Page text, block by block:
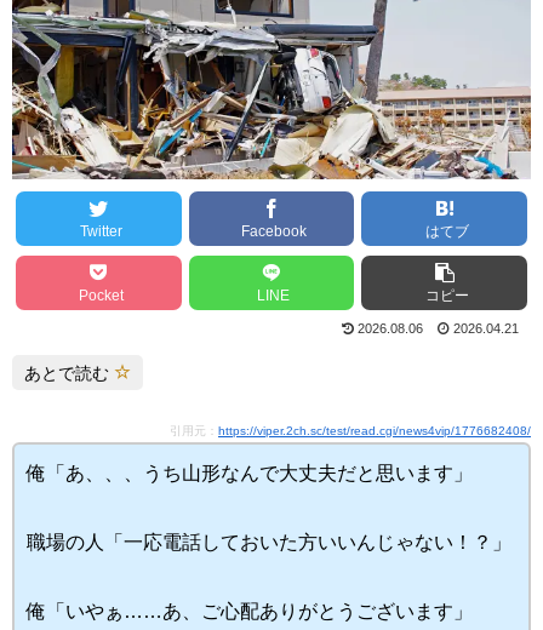
Twitter Facebook はてブ
Pocket LINE コピー
2026.08.06 2026.04.21
あとで読む
引用元： https://viper.2ch.sc/test/read.cgi/news4vip/1776682408/
俺「あ、、、うち山形なんで大丈夫だと思います」
職場の人「一応電話しておいた方いいんじゃない！？」
俺「いやぁ……あ、ご心配ありがとうございます」